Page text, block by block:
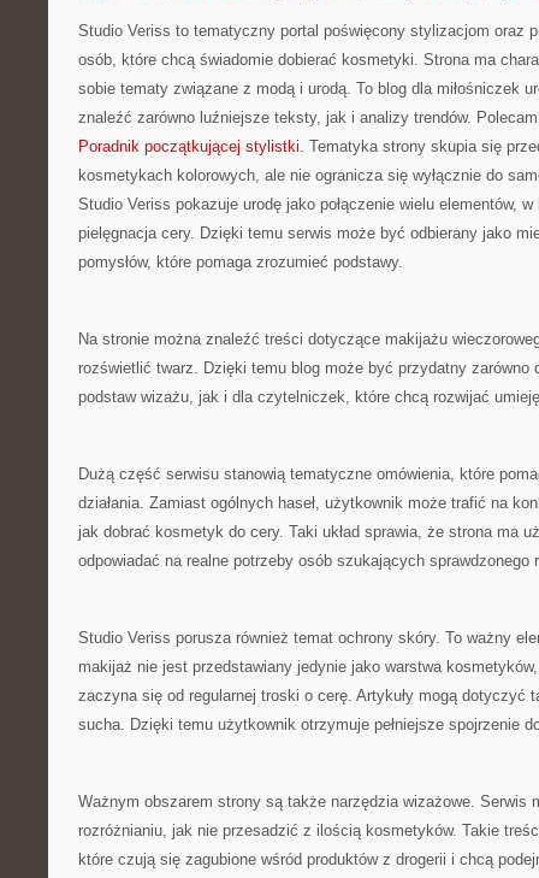
Studio Veriss to tematyczny portal poświęcony stylizacjom oraz
osób, które chcą świadomie dobierać kosmetyki. Strona ma
sobie tematy związane z modą i urodą. To blog dla miłośniczek
znaleźć zarówno luźniejsze teksty, jak i analizy trendów.
Poradnik początkującej stylistki. Tematyka strony skupia się
kosmetykach kolorowych, ale nie ogranicza się wyłącznie do
Studio Veriss pokazuje urodę jako połączenie wielu elementów,
pielęgnacja cery. Dzięki temu serwis może być odbierany jako
pomysłów, które pomaga zrozumieć podstawy.
Na stronie można znaleźć treści dotyczące makijażu
rozświetlić twarz. Dzięki temu blog może być przydatny zarówno
podstaw wizażu, jak i dla czytelniczek, które chcą rozwijać
Dużą część serwisu stanowią tematyczne omówienia, które
działania. Zamiast ogólnych haseł, użytkownik może trafić na
jak dobrać kosmetyk do cery. Taki układ sprawia, że strona ma
odpowiadać na realne potrzeby osób szukających sprawdzonego
Studio Veriss porusza również temat ochrony skóry. To ważny
makijaż nie jest przedstawiany jedynie jako warstwa
zaczyna się od regularnej troski o cerę. Artykuły mogą dotyczyć
sucha. Dzięki temu użytkownik otrzymuje pełniejsze spojrzenie
Ważnym obszarem strony są także narzędzia wizażowe. Serwis
rozróżnianiu, jak nie przesadzić z ilością kosmetyków. Takie
które czują się zagubione wśród produktów z drogerii i chcą